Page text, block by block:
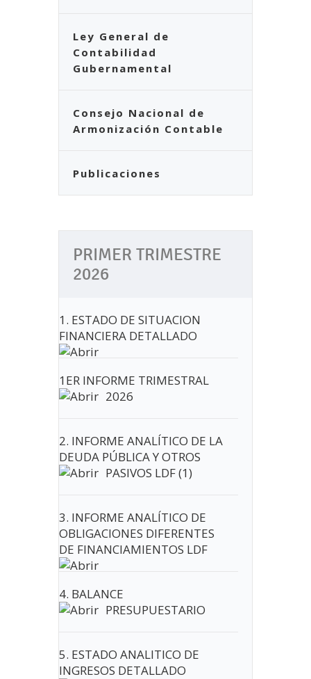
Ley General de
Contabilidad
Gubernamental
Consejo Nacional de
Armonización Contable
Publicaciones
PRIMER TRIMESTRE
2026
1. ESTADO DE SITUACION
FINANCIERA DETALLADO
1ER INFORME TRIMESTRAL
2026
2. INFORME ANALÍTICO DE LA
DEUDA PÚBLICA Y OTROS
PASIVOS LDF (1)
3. INFORME ANALÍTICO DE
OBLIGACIONES DIFERENTES
DE FINANCIAMIENTOS LDF
4. BALANCE
PRESUPUESTARIO
5. ESTADO ANALITICO DE
INGRESOS DETALLADO